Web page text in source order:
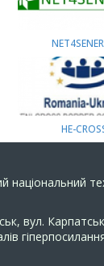
HE-
національний
вул.